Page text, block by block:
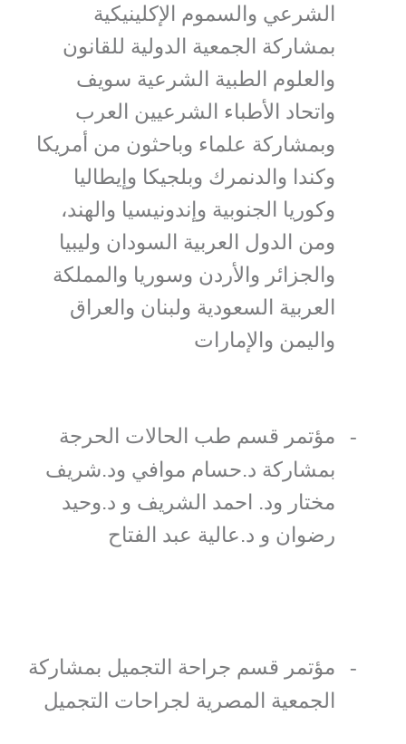
الشرعي والسموم الإكلينيكية
بمشاركة الجمعية الدولية للقانون
والعلوم الطبية الشرعية سويف
واتحاد الأطباء الشرعيين العرب
وبمشاركة علماء وباحثون من أمريكا
وكندا والدنمرك وبلجيكا وإيطاليا
وكوريا الجنوبية وإندونيسيا والهند،
ومن الدول العربية السودان وليبيا
والجزائر والأردن وسوريا والمملكة
العربية السعودية ولبنان والعراق
واليمن والإمارات
-
مؤتمر قسم طب الحالات الحرجة
بمشاركة د.حسام موافي ود.شريف
مختار ود. احمد الشريف و د.وحيد
رضوان و د.عالية عبد الفتاح
-
مؤتمر قسم جراحة التجميل بمشاركة
الجمعية المصرية لجراحات التجميل